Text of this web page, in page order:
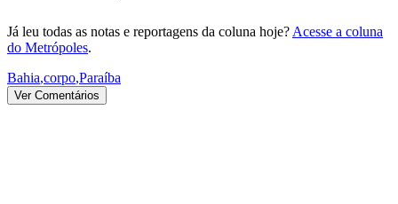
Já leu todas as notas e reportagens da coluna hoje? Acesse a coluna
do Metrópoles.
Bahia,corpo,Paraíba
Ver Comentários